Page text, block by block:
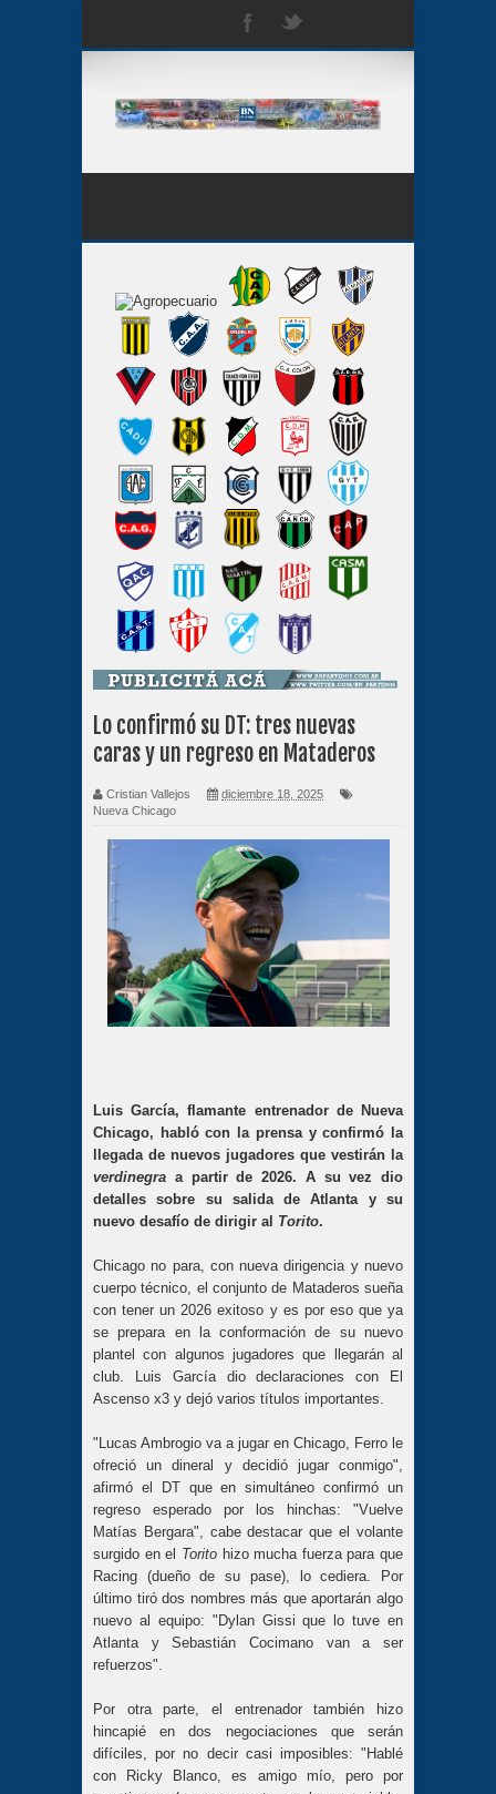
Lo confirmó su DT: tres nuevas
caras y un regreso en Mataderos
Cristian Vallejos
diciembre 18, 2025
Nueva Chicago
Luis García, flamante entrenador de Nueva
Chicago, habló con la prensa y confirmó la
llegada de nuevos jugadores que vestirán la
verdinegra a partir de 2026. A su vez dio
detalles sobre su salida de Atlanta y su
nuevo desafío de dirigir al Torito.
Chicago no para, con nueva dirigencia y nuevo
cuerpo técnico, el conjunto de Mataderos sueña
con tener un 2026 exitoso y es por eso que ya
se prepara en la conformación de su nuevo
plantel con algunos jugadores que llegarán al
club. Luis García dio declaraciones con El
Ascenso x3 y dejó varios títulos importantes.
"Lucas Ambrogio va a jugar en Chicago, Ferro le
ofreció un dineral y decidió jugar conmigo",
afirmó el DT que en simultáneo confirmó un
regreso esperado por los hinchas: "Vuelve
Matías Bergara", cabe destacar que el volante
surgido en el Toritohizo mucha fuerza para que
Racing (dueño de su pase), lo cediera. Por
último tiró dos nombres más que aportarán algo
nuevo al equipo: "Dylan Gissi que lo tuve en
Atlanta y Sebastián Cocimano van a ser
refuerzos".
Por otra parte, el entrenador también hizo
hincapié en dos negociaciones que serán
difíciles, por no decir casi imposibles: "Hablé
con Ricky Blanco, es amigo mío, pero por